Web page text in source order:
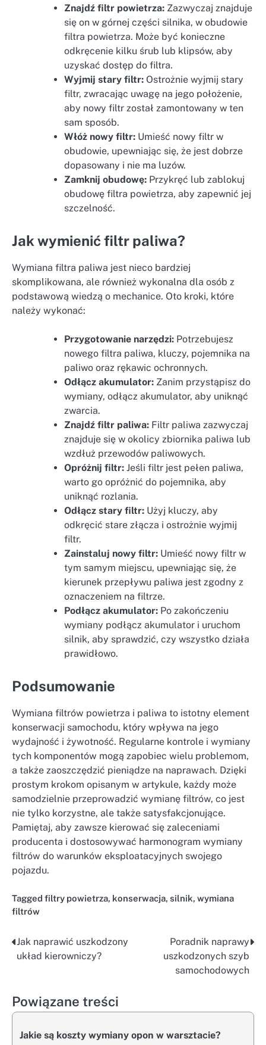
Znajdź filtr powietrza: Zazwyczaj znajduje
się on w górnej części silnika, w obudowie
filtra powietrza. Może być konieczne
odkręcenie kilku śrub lub klipsów, aby
uzyskać dostęp do filtra.
Wyjmij stary filtr: Ostrożnie wyjmij stary
filtr, zwracając uwagę na jego położenie,
aby nowy filtr został zamontowany w ten
sam sposób.
Włóż nowy filtr: Umieść nowy filtr w
obudowie, upewniając się, że jest dobrze
dopasowany i nie ma luzów.
Zamknij obudowę: Przykręć lub zablokuj
obudowę filtra powietrza, aby zapewnić jej
szczelność.
Jak wymienić filtr paliwa?
Wymiana filtra paliwa jest nieco bardziej
skomplikowana, ale również wykonalna dla osób z
podstawową wiedzą o mechanice. Oto kroki, które
należy wykonać:
Przygotowanie narzędzi: Potrzebujesz
nowego filtra paliwa, kluczy, pojemnika na
paliwo oraz rękawic ochronnych.
Odłącz akumulator: Zanim przystąpisz do
wymiany, odłącz akumulator, aby uniknąć
zwarcia.
Znajdź filtr paliwa: Filtr paliwa zazwyczaj
znajduje się w okolicy zbiornika paliwa lub
wzdłuż przewodów paliwowych.
Opróżnij filtr: Jeśli filtr jest pełen paliwa,
warto go opróżnić do pojemnika, aby
uniknąć rozlania.
Odłącz stary filtr: Użyj kluczy, aby
odkręcić stare złącza i ostrożnie wyjmij
filtr.
Zainstaluj nowy filtr: Umieść nowy filtr w
tym samym miejscu, upewniając się, że
kierunek przepływu paliwa jest zgodny z
oznaczeniem na filtrze.
Podłącz akumulator: Po zakończeniu
wymiany podłącz akumulator i uruchom
silnik, aby sprawdzić, czy wszystko działa
prawidłowo.
Podsumowanie
Wymiana filtrów powietrza i paliwa to istotny element
konserwacji samochodu, który wpływa na jego
wydajność i żywotność. Regularne kontrole i wymiany
tych komponentów mogą zapobiec wielu problemom,
a także zaoszczędzić pieniądze na naprawach. Dzięki
prostym krokom opisanym w artykule, każdy może
samodzielnie przeprowadzić wymianę filtrów, co jest
nie tylko korzystne, ale także satysfakcjonujące.
Pamiętaj, aby zawsze kierować się zaleceniami
producenta i dostosowywać harmonogram wymiany
filtrów do warunków eksploatacyjnych swojego
pojazdu.
Tagged filtry powietrza, konserwacja, silnik, wymiana
filtrów
Nawigacja
Jak naprawić uszkodzony
układ kierowniczy?
Poradnik naprawy
uszkodzonych szyb
samochodowych
Powiązane treści
Jakie są koszty wymiany opon w warsztacie?